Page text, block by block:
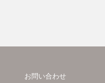
お問い合わせ